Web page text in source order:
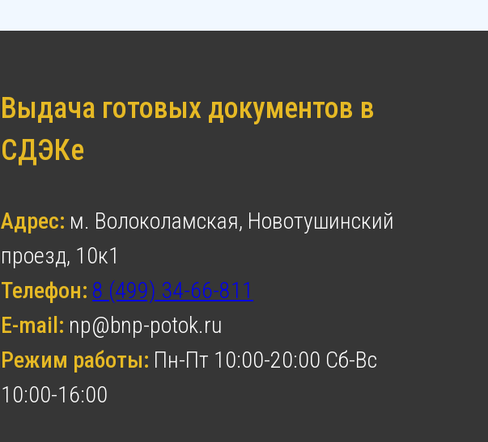
Выдача готовых документов в
СДЭКе
Адрес: м. Волоколамская, Новотушинский
проезд, 10к1
Телефон: 8 (499) 34-66-811
E-mail: np@bnp-potok.ru
Режим работы: Пн-Пт 10:00-20:00 Сб-Вс
10:00-16:00